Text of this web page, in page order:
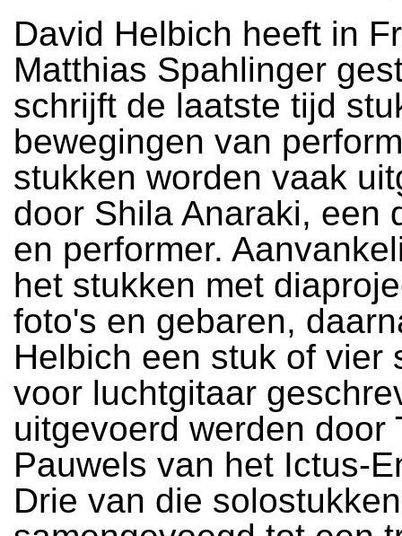
David Helbich heeft in
Matthias Spahlinger
schrijft de laatste tijd
bewegingen van
stukken worden vaak
door Shila Anaraki, een
en performer.
het stukken met
foto's en gebaren,
Helbich een stuk of vier
voor luchtgitaar
uitgevoerd werden door
Pauwels van het Ictus-
Drie van die